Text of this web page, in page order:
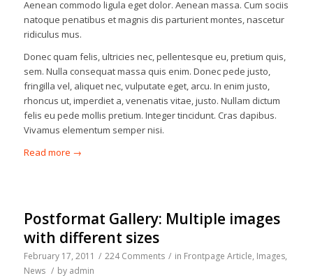
Aenean commodo ligula eget dolor. Aenean massa. Cum sociis
natoque penatibus et magnis dis parturient montes, nascetur
ridiculus mus.
Donec quam felis, ultricies nec, pellentesque eu, pretium quis,
sem. Nulla consequat massa quis enim. Donec pede justo,
fringilla vel, aliquet nec, vulputate eget, arcu. In enim justo,
rhoncus ut, imperdiet a, venenatis vitae, justo. Nullam dictum
felis eu pede mollis pretium. Integer tincidunt. Cras dapibus.
Vivamus elementum semper nisi.
Read more →
Postformat Gallery: Multiple images
with different sizes
February 17, 2011 / 224 Comments / in Frontpage Article, Images,
News / by admin